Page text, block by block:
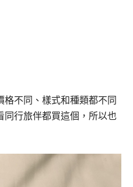
不同、樣式和種類都不同
同行旅伴都買這個，所以也